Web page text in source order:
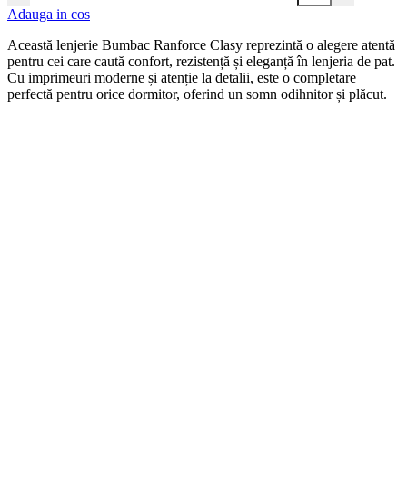
Adauga in cos
Această lenjerie Bumbac Ranforce Clasy reprezintă o alegere atentă
pentru cei care caută confort, rezistență și eleganță în lenjeria de pat.
Cu imprimeuri moderne și atenție la detalii, este o completare
perfectă pentru orice dormitor, oferind un somn odihnitor și plăcut.